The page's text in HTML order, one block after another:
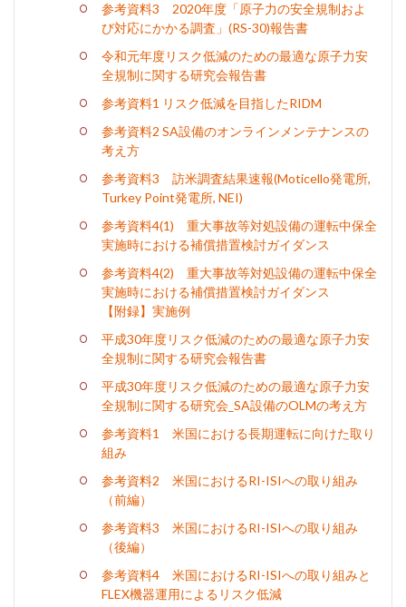
参考資料3 2020年度「原子力の安全規制およ
び対応にかかる調査」(RS-30)報告書
令和元年度リスク低減のための最適な原子力安
全規制に関する研究会報告書
参考資料1 リスク低減を目指したRIDM
参考資料2 SA設備のオンラインメンテナンスの
考え方
参考資料3 訪米調査結果速報(Moticello発電所,
Turkey Point発電所, NEI)
参考資料4(1) 重大事故等対処設備の運転中保全
実施時における補償措置検討ガイダンス
参考資料4(2) 重大事故等対処設備の運転中保全
実施時における補償措置検討ガイダンス
【附録】実施例
平成30年度リスク低減のための最適な原子力安
全規制に関する研究会報告書
平成30年度リスク低減のための最適な原子力安
全規制に関する研究会_SA設備のOLMの考え方
参考資料1 米国における長期運転に向けた取り
組み
参考資料2 米国におけるRI-ISIへの取り組み
（前編）
参考資料3 米国におけるRI-ISIへの取り組み
（後編）
参考資料4 米国におけるRI-ISIへの取り組みと
FLEX機器運用によるリスク低減